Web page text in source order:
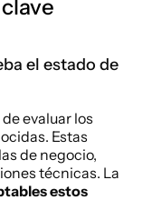
el estado de
evaluar los
Estas
de negocio,
técnicas. La
estos